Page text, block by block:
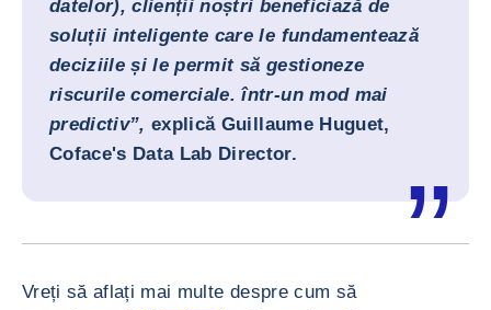
datelor), clienții noștri beneficiază de
soluții inteligente care le fundamentează
deciziile și le permit să gestioneze
riscurile comerciale. într-un mod mai
predictiv”, explică Guillaume Huguet,
Coface's Data Lab Director.
Vreți să aflați mai multe despre cum să